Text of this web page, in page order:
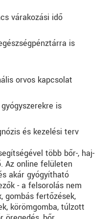
várakozási idő
is
orvos kapcsolat
is
és kezelési terv
több bőr-, haj-
Az online felületen
akár gyógyítható
- a felsorolás nem
gombás fertőzések,
körömgomba, túlzott